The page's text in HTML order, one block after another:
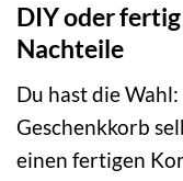
DIY oder
Nachteile
Du hast die
Geschenkkorb
einen fertigen